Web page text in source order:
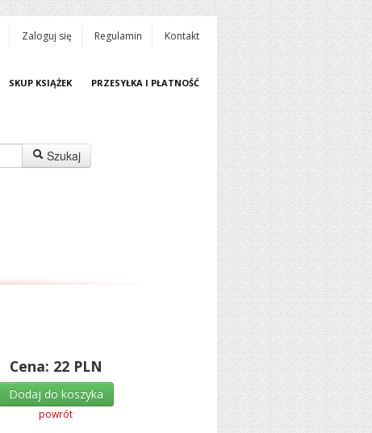
Zaloguj się Regulamin Kontakt
SKUP KSIĄŻEK PRZESYŁKA I PŁATNOŚĆ
Szukaj
Cena: 22 PLN
Dodaj do koszyka
powrót